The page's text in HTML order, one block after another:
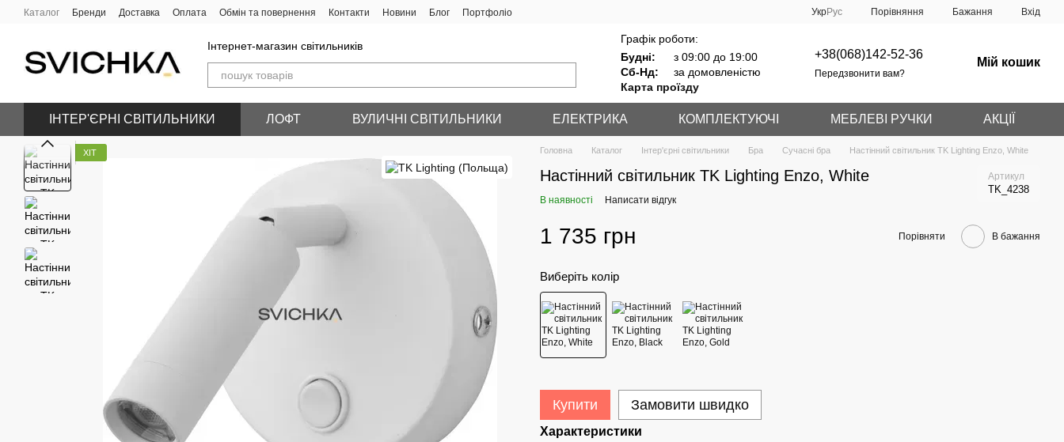
Перейти до основного контенту
Каталог Бренди Доставка Оплата Обмін та повернення Контакти Новини Блог Портфоліо УкрРус Порівняння Бажання Вхід
Інтернет-магазин світильників
Графік роботи:
Будні:
з 09:00 до 19:00
Сб-Нд:
за домовленістю
Карта проїзду
+38(068)142-52-36
Передзвонити вам?
Мій кошик
ІНТЕР'ЄРНІ СВІТИЛЬНИКИ ЛОФТ ВУЛИЧНІ СВІТИЛЬНИКИ ЕЛЕКТРИКА КОМПЛЕКТУЮЧІ МЕБЛЕВІ РУЧКИ АКЦІЇ
ХІТ Головна Каталог Інтер'єрні світильники Бра Сучасні бра Настінний світильник TK Lighting Enzo, White
Настінний світильник TK Lighting Enzo, White Артикул
TK_4238
В наявності Написати відгук
1 735 грн Порівняти В бажання
Виберіть колір
Купити Замовити швидко
Характеристики